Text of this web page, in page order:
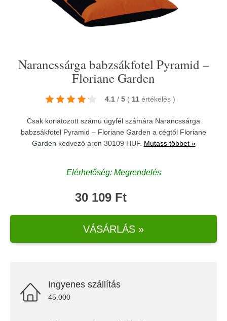
Narancssárga babzsákfotel Pyramid –
Floriane Garden
4.1 / 5 ( 11 értékelés )
Csak korlátozott számú ügyfél számára Narancssárga
babzsákfotel Pyramid – Floriane Garden a cégtől Floriane
Garden kedvező áron 30109 HUF. Mutass többet »
Elérhetőség: Megrendelés
30 109 Ft
VÁSÁRLÁS »
Ingyenes szállítás
45.000